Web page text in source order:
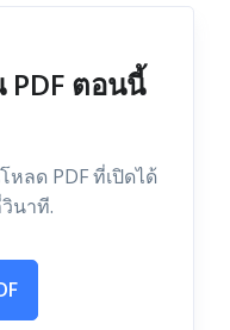
PDF ตอนนี้
ลด PDF ที่เปิดได้
นาที.